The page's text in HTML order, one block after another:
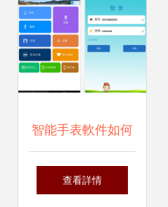
智能手表軟件如何
選？三款卓越應
查看詳情